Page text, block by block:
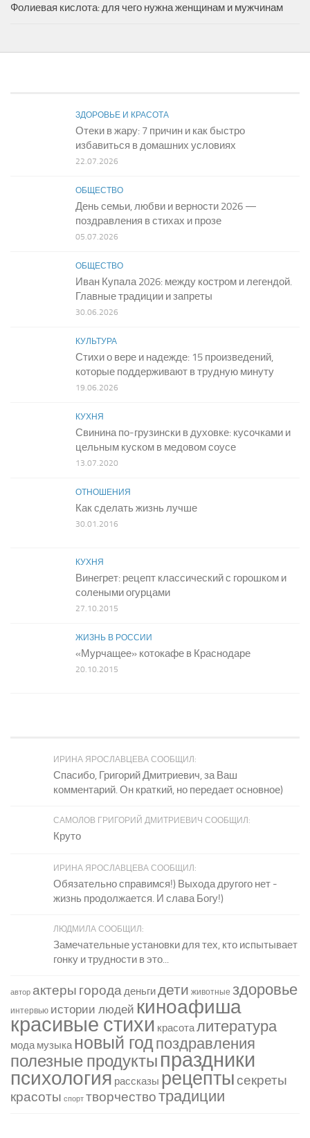
Фолиевая кислота: для чего нужна женщинам и мужчинам
ЗДОРОВЬЕ И КРАСОТА
Отеки в жару: 7 причин и как быстро
избавиться в домашних условиях
22.07.2026
ОБЩЕСТВО
День семьи, любви и верности 2026 —
поздравления в стихах и прозе
05.07.2026
ОБЩЕСТВО
Иван Купала 2026: между костром и легендой.
Главные традиции и запреты
30.06.2026
КУЛЬТУРА
Стихи о вере и надежде: 15 произведений,
которые поддерживают в трудную минуту
19.06.2026
КУХНЯ
Свинина по-грузински в духовке: кусочками и
цельным куском в медовом соусе
13.07.2020
ОТНОШЕНИЯ
Как сделать жизнь лучше
30.01.2016
КУХНЯ
Винегрет: рецепт классический с горошком и
солеными огурцами
27.10.2015
ЖИЗНЬ В РОССИИ
«Мурчащее» котокафе в Краснодаре
20.10.2015
ИРИНА ЯРОСЛАВЦЕВА СООБЩИЛ:
Спасибо, Григорий Дмитриевич, за Ваш
комментарий. Он краткий, но передает основное)
САМОЛОВ ГРИГОРИЙ ДМИТРИЕВИЧ СООБЩИЛ:
Круто
ИРИНА ЯРОСЛАВЦЕВА СООБЩИЛ:
Обязательно справимся!) Выхода другого нет -
жизнь продолжается. И слава Богу!)
ЛЮДМИЛА СООБЩИЛ:
Замечательные установки для тех, кто испытывает
гонку и трудности в это...
автор актеры городаденьгидети животные здоровье
интервью истории людей киноафиша
красивые стихи красоталитература
мода музыка новый год поздравления
полезные продукты праздники
психология рассказы рецепты секреты
красоты спорт творчествотрадиции